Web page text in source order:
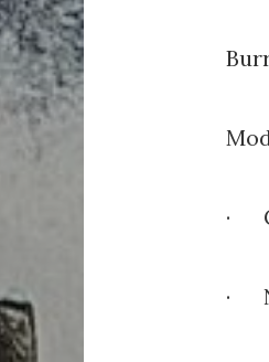
·
·